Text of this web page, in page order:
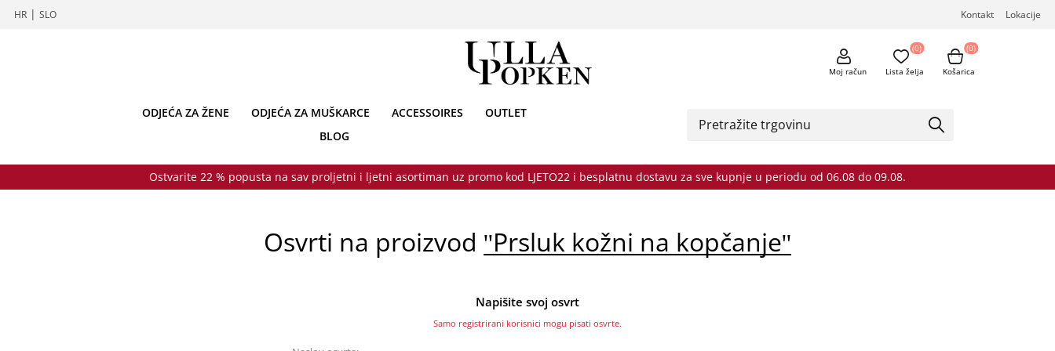
HR | SLO Kontakt Lokacije
Moj račun Lista želja
(0)
Košarica
(0)
ODJEĆA ZA ŽENE ODJEĆA ZA MUŠKARCE ACCESSOIRES
OUTLET
BLOG
Ostvarite 22 % popusta na sav proljetni i ljetni asortiman uz promo kod LJETO22 i besplatnu dostavu za sve kupnje u periodu od 06.08 do 09.08.
Osvrti na proizvod Prsluk kožni na kopčanje
Napišite svoj osvrt
Samo registrirani korisnici mogu pisati osvrte.